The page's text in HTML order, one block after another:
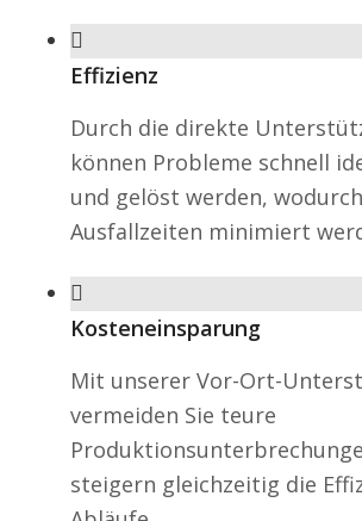
Effizienz
Durch die direkte
können Probleme schnell
und gelöst werden, wodurch
Ausfallzeiten minimiert
Kosteneinsparung
Mit unserer Vor-Ort-
vermeiden Sie teure
steigern gleichzeitig die